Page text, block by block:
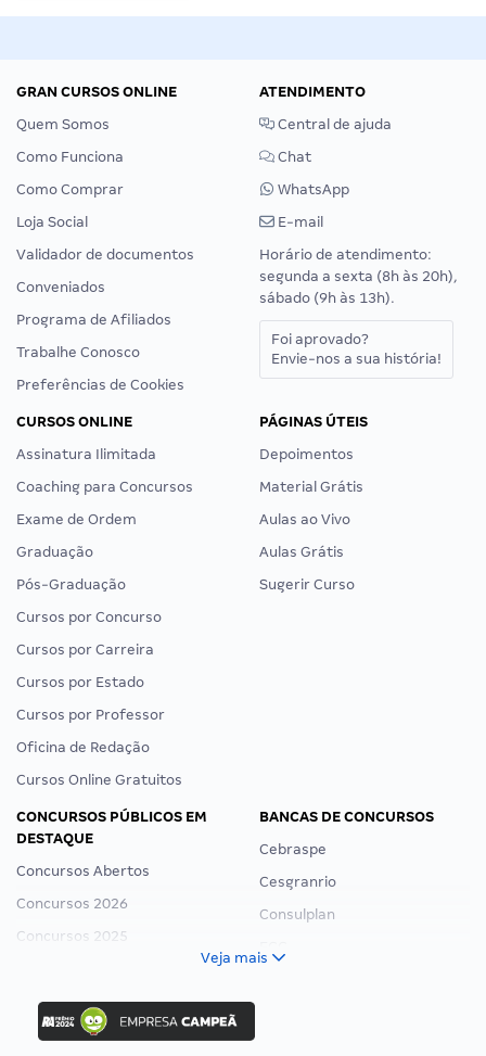
GRAN CURSOS ONLINE
Quem Somos
Como Funciona
Como Comprar
Loja Social
Validador de documentos
Conveniados
Programa de Afiliados
Trabalhe Conosco
Preferências de Cookies
ATENDIMENTO
Central de ajuda
Chat
WhatsApp
E-mail
Horário de atendimento:
segunda a sexta (8h às 20h),
sábado (9h às 13h).
Foi aprovado?
Envie-nos a sua história!
CURSOS ONLINE
Assinatura Ilimitada
Coaching para Concursos
Exame de Ordem
Graduação
Pós-Graduação
Cursos por Concurso
Cursos por Carreira
Cursos por Estado
Cursos por Professor
Oficina de Redação
Cursos Online Gratuitos
PÁGINAS ÚTEIS
Depoimentos
Material Grátis
Aulas ao Vivo
Aulas Grátis
Sugerir Curso
CONCURSOS PÚBLICOS EM
DESTAQUE
Concursos Abertos
Concursos 2026
Concursos 2025
Concurso Ibama
Concurso MPU
BANCAS DE CONCURSOS
Cebraspe
Cesgranrio
Consulplan
Veja mais